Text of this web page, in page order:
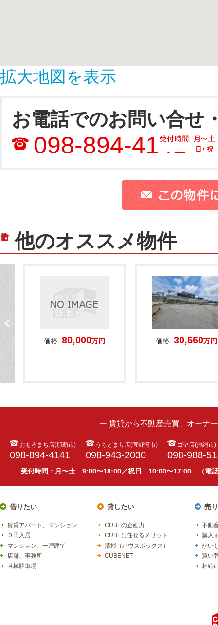
拡大地図を表示
お電話でのお問い合せ
098-894-4141
他のオススメ物件
価格 80,000万円 価格 30,550万円
ー 賃貸から不動産売買、オーナ
おもろまち店(那覇市)
098-894-4141
うちどまり店(宜野湾市)
098-943-2030
ゴヤ店(沖縄市)
098-988-
受付時間：月〜土 9:00〜18:00／祝日 10:00〜17:00 （電話
借りたい
賃貸アパート、マンション
０円入居
マンション、一戸建て
店舗、事務所
月極駐車場
貸したい
CUBEの企画力
CUBEに任せるメリット
清掃（ハウスボックス）
CUBENET
売
不動
購入
かい
買い
相続